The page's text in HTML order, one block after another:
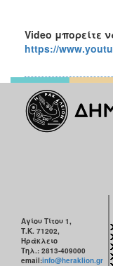
Video μπορείτε
https://
Αγίου Τίτου 1,
Τ.Κ. 71202,
Ηράκλειο
Τηλ.: 2813-409000
email:info@heraklion.gr